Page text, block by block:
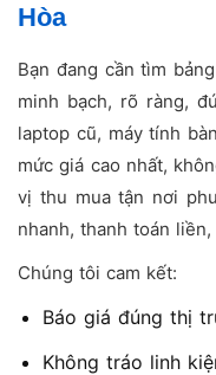
Hòa
Bạn đang cần tìm
minh bạch, rõ ràng,
laptop cũ, máy tính
mức giá cao nhất,
vị thu mua tận nơi
nhanh, thanh toán
Chúng tôi cam kết:
Báo giá đúng thị
Không tráo linh